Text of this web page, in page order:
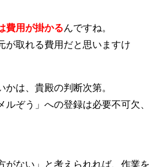
費用が掛かるんですね。
が取れる費用だと思いますけ
は、貴殿の判断次第。
ルぞう」への登録は必要不可欠、
がない」と考えられれば、作業を